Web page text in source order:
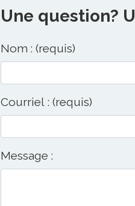
Une question?
Nom : (requis)
Courriel : (requis)
Message :